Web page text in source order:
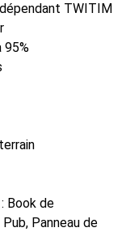
TWITIM
95%
Book de
Panneau de